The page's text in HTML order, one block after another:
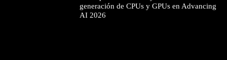
generación de CPUs y GPUs en Advancing
AI 2026